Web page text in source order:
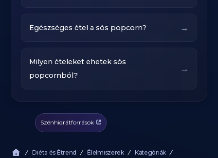
Egészséges étel a sós popcorn? →
Milyen ételeket ehetek sós
popcornból?
→
Szénhidrátforrások
Diéta és Étrend Élelmiszerek Kategóriák